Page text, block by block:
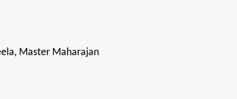
Master Maharajan